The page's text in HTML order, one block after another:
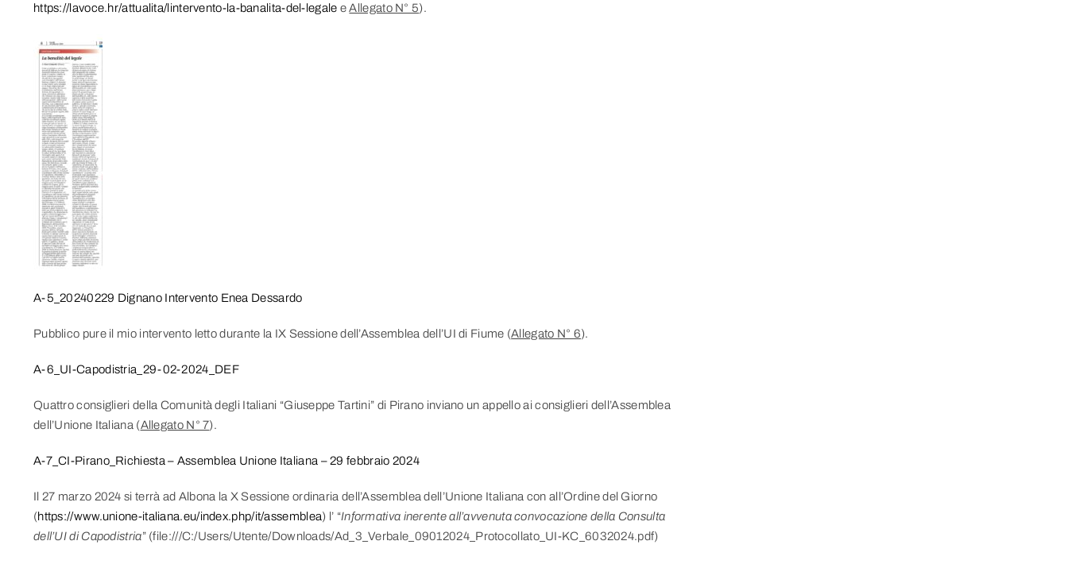
https://lavoce.hr/attualita/lintervento-la-banalita-del-legale eAllegato N° 5).
A-5_20240229 Dignano Intervento Enea Dessardo
Pubblico pure il mio intervento letto durante la IX Sessione dell’Assemblea dell’UI di Fiume (Allegato N° 6).
A-6_UI-Capodistria_29-02-2024_DEF
Quattro consiglieri della Comunità degli Italiani “Giuseppe Tartini” di Pirano inviano un appello ai consiglieri dell’Assemblea
dell’Unione Italiana (Allegato N° 7).
A-7_CI-Pirano_Richiesta – Assemblea Unione Italiana – 29 febbraio 2024
Il 27 marzo 2024 si terrà ad Albona la X Sessione ordinaria dell’Assemblea dell’Unione Italiana con all’Ordine del Giorno
(https://www.unione-italiana.eu/index.php/it/assemblea) l’ “Informativa inerente all’avvenuta convocazione della Consulta
dell’UI di Capodistria” (file:///C:/Users/Utente/Downloads/Ad_3_Verbale_09012024_Protocollato_UI-KC_6032024.pdf)